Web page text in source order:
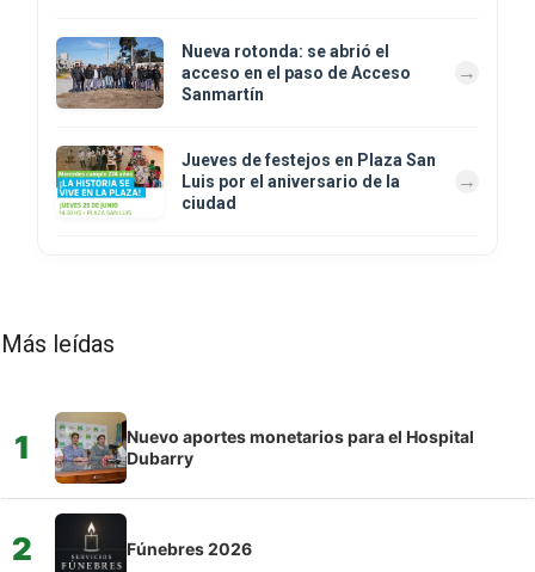
Nueva rotonda: se abrió el
acceso en el paso de Acceso
Sanmartín
Jueves de festejos en Plaza San
Luis por el aniversario de la
ciudad
Más leídas
1
Nuevo aportes monetarios para el Hospital
Dubarry
2 Fúnebres 2026